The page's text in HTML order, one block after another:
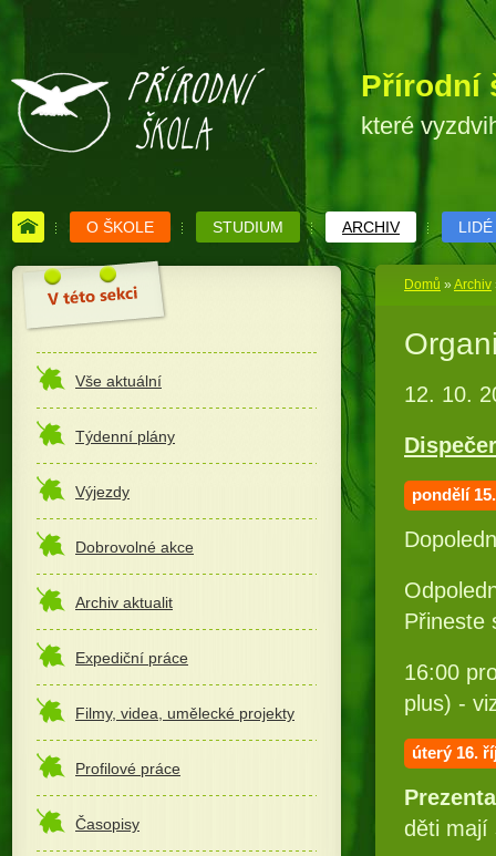
Přírodní
které
O ŠKOLE STUDIUM ARCHIV LIDÉ
Vše aktuální
Týdenní plány
Výjezdy
Dobrovolné akce
Archiv aktualit
Expediční práce
Filmy, videa, umělecké projekty
Profilové práce
Časopisy
Domů » Archiv
12. 10.
Dispečer
pondělí
Přineste
16:00
plus) -
úterý 16.
děti mají